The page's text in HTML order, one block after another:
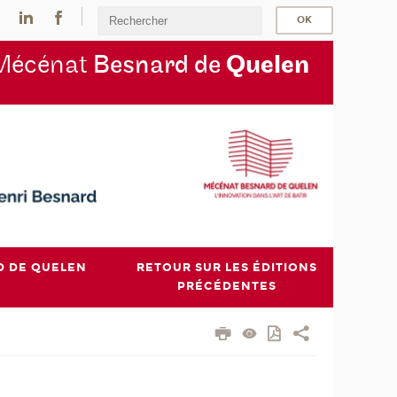
Besnard de Quelen
DE QUELEN
RETOUR SUR LES ÉDITIONS
PRÉCÉDENTES